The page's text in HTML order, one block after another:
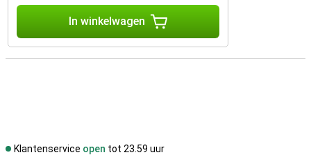
In winkelwagen
Klantenservice open tot 23.59 uur